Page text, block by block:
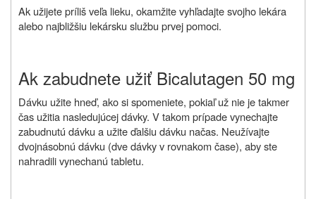
Ak užijete príliš veľa lieku, okamžite vyhľadajte svojho lekára
alebo najbližšiu lekársku službu prvej pomoci.
Ak zabudnete užiť Bicalutagen 50 mg
Dávku užite hneď, ako si spomeniete, pokiaľ už nie je takmer
čas užitia nasledujúcej dávky. V takom prípade vynechajte
zabudnutú dávku a užite ďalšiu dávku načas. Neužívajte
dvojnásobnú dávku (dve dávky v rovnakom čase), aby ste
nahradili vynechanú tabletu.